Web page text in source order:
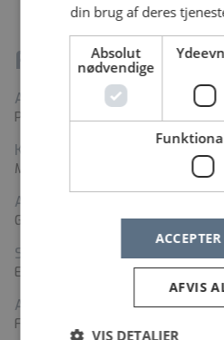
Fakta
Arbejdssted
Psykiatrien i Region Syddanmark,
Kontaktperson
Mette Gade
Adresse
Gl. Vardevej 101, 6715 Esbjerg N
Stillingstyper
Ergoterapeut
Ansættelsesform
Fast ansættelse
din brug af deres
Absolut
nødvendige
AFVIS
VIS DETALJER